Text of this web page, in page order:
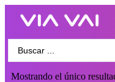
Mostrando el único